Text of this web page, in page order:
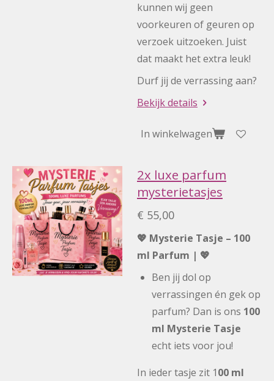
kunnen wij geen
voorkeuren of geuren op
verzoek uitzoeken. Juist
dat maakt het extra leuk!
Durf jij de verrassing aan?
Bekijk details
In winkelwagen
2x luxe parfum
mysterietasjes
€ 55,00
💖 Mysterie Tasje – 100
ml Parfum | 💖
Ben jij dol op
verrassingen én gek op
parfum? Dan is ons 100
ml Mysterie Tasje
echt iets voor jou!
In ieder tasje zit 100 ml